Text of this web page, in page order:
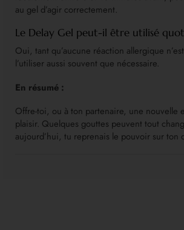
au gel d’agir correctement.
Le Delay Gel peut-il être utilisé
Oui, tant qu’aucune réaction allergique
l’utiliser aussi souvent que nécessaire.
En résumé :
Offre-toi, ou à ton partenaire, une nouvelle
plaisir. Quelques gouttes peuvent tout
aujourd’hui, tu reprenais le pouvoir sur ton